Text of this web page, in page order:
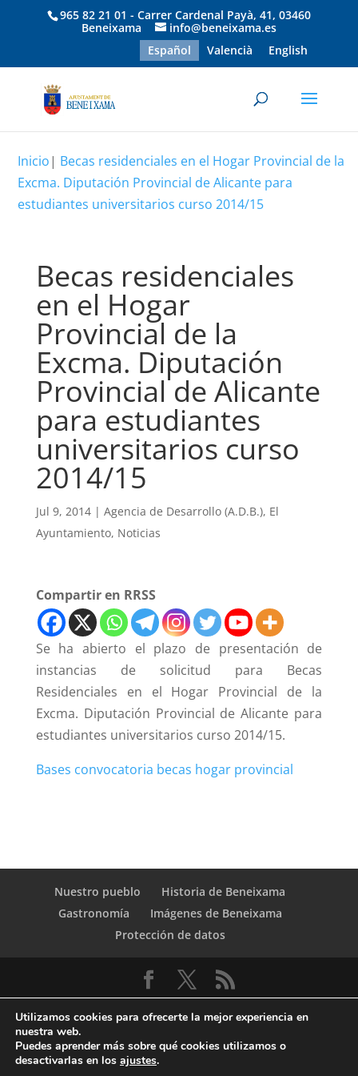
965 82 21 01 - Carrer Cardenal Payà, 41, 03460
Beneixama
info@beneixama.es
Español
Valencià English
Inicio| Becas residenciales en el Hogar Provincial de la
Excma. Diputación Provincial de Alicante para
estudiantes universitarios curso 2014/15
Becas residenciales
en el Hogar
Provincial de la
Excma. Diputación
Provincial de Alicante
para estudiantes
universitarios curso
2014/15
Jul 9, 2014| Agencia de Desarrollo (A.D.B.), El
Ayuntamiento, Noticias
Compartir en RRSS
Se ha abierto el plazo de presentación de
instancias de solicitud para Becas
Residenciales en el Hogar Provincial de la
Excma. Diputación Provincial de Alicante para
estudiantes universitarios curso 2014/15.
Bases convocatoria becas hogar provincial
Nuestro pueblo
Historia de Beneixama
Gastronomía
Imágenes de Beneixama
Protección de datos
© Copyright Servicio de Informática y
Utilizamos cookies para ofrecerte la mejor experiencia en
nuestra web.
Puedes aprender más sobre qué cookies utilizamos o
desactivarlas en los ajustes.